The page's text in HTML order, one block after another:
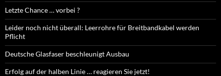
Letzte Chance … vorbei ?
Leider noch nicht überall: Leerrohre für Breitbandkabel werden
Pflicht
Deutsche Glasfaser beschleunigt Ausbau
Erfolg auf der halben Linie … reagieren Sie jetzt!